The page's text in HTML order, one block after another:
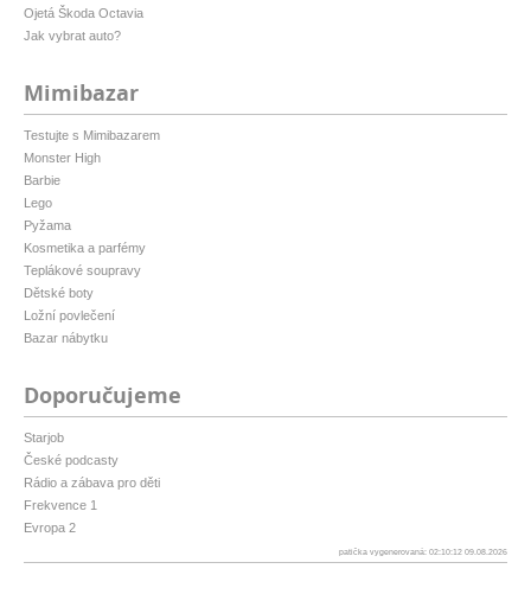
Ojetá Škoda Octavia
Jak vybrat auto?
Mimibazar
Testujte s Mimibazarem
Monster High
Barbie
Lego
Pyžama
Kosmetika a parfémy
Teplákové soupravy
Dětské boty
Ložní povlečení
Bazar nábytku
Doporučujeme
Starjob
České podcasty
Rádio a zábava pro děti
Frekvence 1
Evropa 2
patička vygenerovaná: 02:10:12 09.08.2026